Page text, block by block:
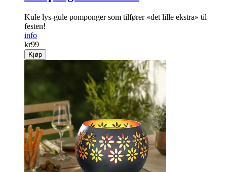
Kule lys-gule pomponger som tilfører «det lille ekstra» til
festen!
info
kr99
Kjøp